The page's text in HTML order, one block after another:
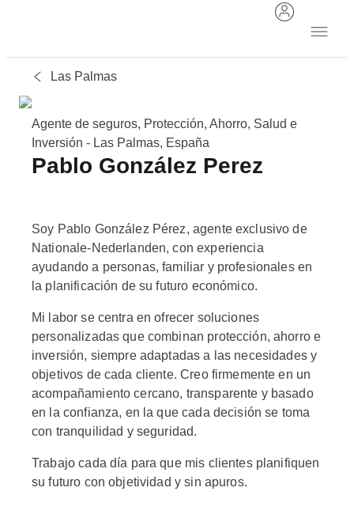
Las Palmas
Agente de seguros, Protección, Ahorro, Salud e
Inversión - Las Palmas, España
Pablo González Perez
Soy Pablo González Pérez, agente exclusivo de
Nationale-Nederlanden, con experiencia
ayudando a personas, familiar y profesionales en
la planificación de su futuro económico.
Mi labor se centra en ofrecer soluciones
personalizadas que combinan protección, ahorro e
inversión, siempre adaptadas a las necesidades y
objetivos de cada cliente. Creo firmemente en un
acompañamiento cercano, transparente y basado
en la confianza, en la que cada decisión se toma
con tranquilidad y seguridad.
Trabajo cada día para que mis clientes planifiquen
su futuro con objetividad y sin apuros.